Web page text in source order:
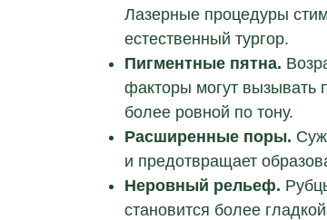
Лазерные процедуры
естественный тургор.
Пигментные пятна.
факторы могут вызывать
более ровной по тону.
Расширенные поры.
и предотвращает
Неровный рельеф.
становится более